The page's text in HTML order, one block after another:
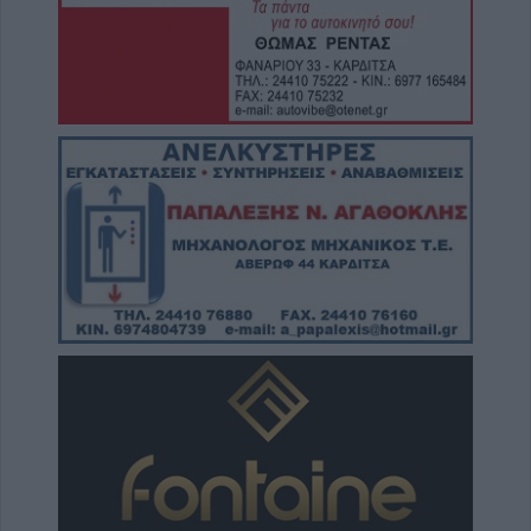
Συνεδριάζει την Τρίτη 11 Αυγούστου το
Δημοτικό Συμβούλιο Λίμνης Πλαστήρα
Την Κυριακή 9 Αυγούστου το 40ήμερο
μνημόσυνο του Βάιου Κουκουνή
7 Αυγούστου 2026, 13:59
Το Σάββατο 8 Αυγούστου η κηδεία της Βάιας
Χασομέρη
7 Αυγούστου 2026, 13:14
Στο 3,4% ο πληθωρισμός τον Ιούλιο του
2026 σύμφωνα με την ΕΛΣΤΑΤ
Μαγνησία: Χωρίς τις αισθήσεις της
ανασύρθηκε 70χρονη στην Άφησσο
7 Αυγούστου 2026, 13:00